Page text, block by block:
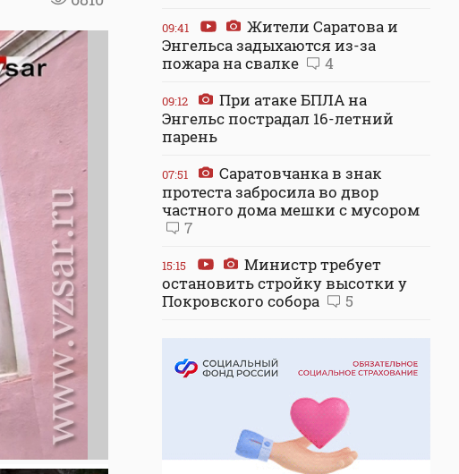
09:41
Жители Саратова и
Энгельса задыхаются из-за
пожара на свалке
4
09:12
При атаке БПЛА на
Энгельс пострадал 16-летний
парень
07:51
Саратовчанка в знак
протеста забросила во двор
частного дома мешки с мусором
7
15:15
Министр требует
остановить стройку высотки у
Покровского собора
5